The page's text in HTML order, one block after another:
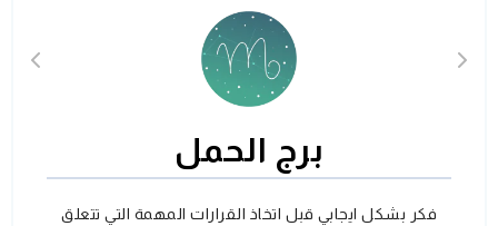
برج الحمل
فكر بشكل ايجابي قبل اتخاذ القرارات المهمة التي تتعلق